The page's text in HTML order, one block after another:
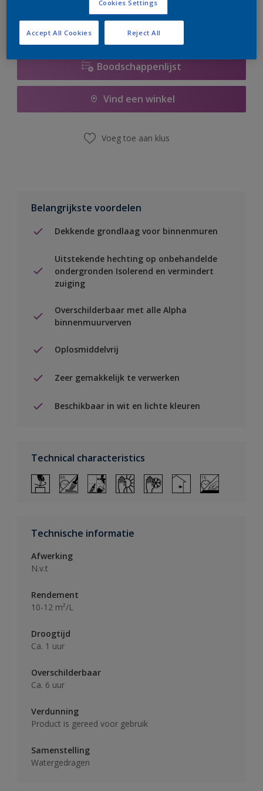
Boodschappenlijst
Vind een winkel
Voeg toe aan klus
Belangrijkste voordelen
Dekkende grondlaag voor binnenmuren
Uitstekende hechting op onbehandelde
ondergronden Isolerend en vermindert
zuiging
Overschilderbaar met alle Alpha
binnenmuurverven
Oplosmiddelvrij
Zeer gemakkelijk te verwerken
Beschikbaar in wit en lichte kleuren
Technical characteristics
Technische informatie
Afwerking
N.v.t
Rendement
10-12 m²/L
Droogtijd
Ca. 1 uur
Overschilderbaar
Ca. 6 uur
Verdunning
Product is gereed voor gebruik
Samenstelling
Watergedragen
Cookies Settings
Reject All
Accept All Cookies